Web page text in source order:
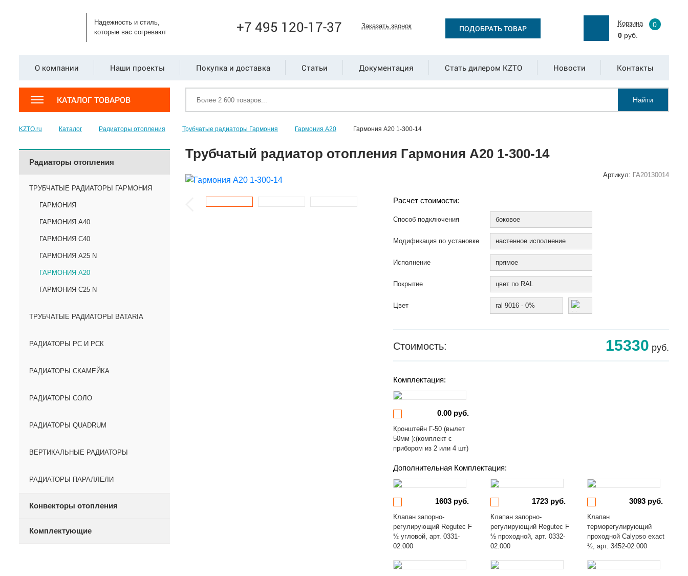
Надежность и стиль,
которые вас согревают
+7 495 120-17-37 Заказать звонок ПОДОБРАТЬ ТОВАР
Корзина
0
0руб.
О компании Наши проекты Покупка и доставка Статьи Документация Стать дилером KZTO Новости Контакты
КАТАЛОГ ТОВАРОВ Найти
KZTO.ru Каталог Радиаторы отопления Трубчатые радиаторы Гармония Гармония А20 Гармония А20 1-300-14
Радиаторы отопления
ТРУБЧАТЫЕ РАДИАТОРЫ ГАРМОНИЯ
ГАРМОНИЯ
ГАРМОНИЯ А40
ГАРМОНИЯ С40
ГАРМОНИЯ А25 N
ГАРМОНИЯ А20
ГАРМОНИЯ С25 N
ТРУБЧАТЫЕ РАДИАТОРЫ BATARIA
РАДИАТОРЫ РС И РСК
РАДИАТОРЫ СКАМЕЙКА
РАДИАТОРЫ СОЛО
РАДИАТОРЫ QUADRUM
ВЕРТИКАЛЬНЫЕ РАДИАТОРЫ
РАДИАТОРЫ ПАРАЛЛЕЛИ
Конвекторы отопления
Комплектующие
Трубчатый радиатор отопления Гармония А20 1-300-14
Артикул: ГА20130014
Расчет стоимости:
Способ подключения боковое
Модификация по установке настенное исполнение
Исполнение прямое
Покрытие цвет по RAL
Цвет ral 9016 - 0%
Стоимость: 15330 руб.
Комплектация:
0.00 руб.
Кронштейн Г-50 (вылет
50мм ):(комплект с
прибором из 2 или 4 шт)
Дополнительная Комплектация:
1603 руб.
Клапан запорно-
регулирующий Regutec F
½ угловой, арт. 0331-
02.000
1723 руб.
Клапан запорно-
регулирующий Regutec F
½ проходной, арт. 0332-
02.000
3093 руб.
Клапан
терморегулирующий
проходной Calypso exact
½, арт. 3452-02.000